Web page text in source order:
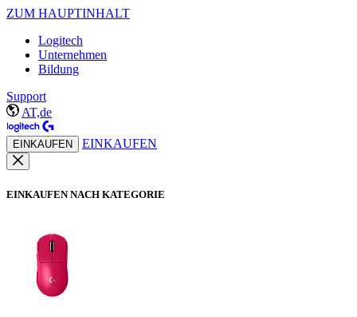
ZUM HAUPTINHALT
Logitech
Unternehmen
Bildung
Support
AT,de
EINKAUFEN EINKAUFEN
EINKAUFEN NACH KATEGORIE